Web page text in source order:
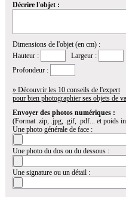
Décrire l'objet :
Dimensions de l'objet (en cm) :
Hauteur :
Largeur :
Profondeur :
» Découvrir les 10 conseils de l'expert
pour bien photographier ses objets de
Envoyer des photos numériques :
(Format .zip, .jpg, .gif, .pdf... et poids
Une photo générale de face :
Une photo du dos ou du dessous :
Une signature ou un détail :